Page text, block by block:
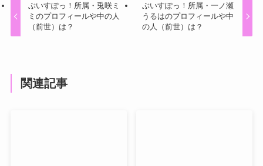
ぶいすぽっ！所属・兎咲ミ
ミのプロフィールや中の人
（前世）は？
ぶいすぽっ！所属・一ノ瀬
うるはのプロフィールや中
の人（前世）は？
関連記事